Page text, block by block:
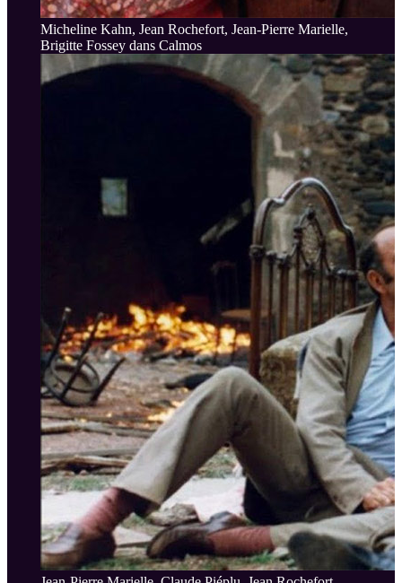
Micheline Kahn, Jean Rochefort, Jean-Pierre Marielle,
Brigitte Fossey dans Calmos